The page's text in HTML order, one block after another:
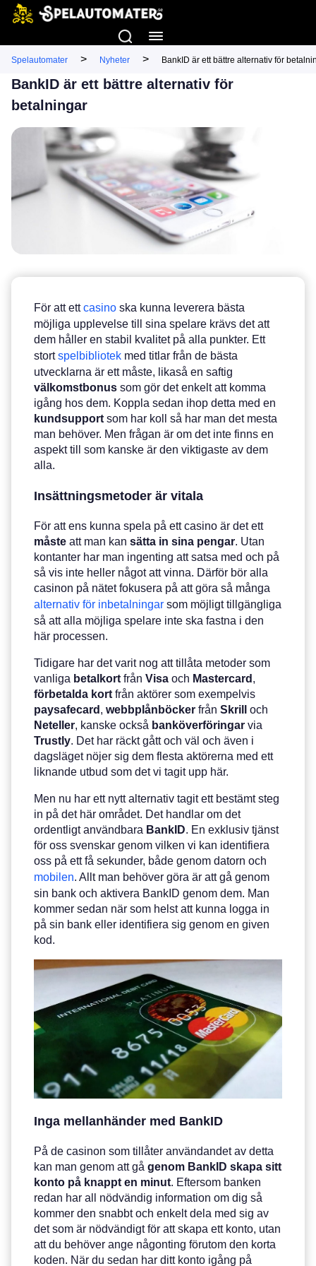
Spelautomater > Nyheter > BankID är ett bättre alternativ för
BankID är ett bättre alternativ för
betalningar
För att ettcasino ska kunna leverera bästa
möjliga upplevelse till sina spelare krävs det att
dem håller en stabil kvalitet på alla punkter. Ett
stortspelbibliotek med titlar från de bästa
utvecklarna är ett måste, likaså en saftig
välkomstbonus som gör det enkelt att komma
igång hos dem. Koppla sedan ihop detta med en
kundsupport som har koll så har man det mesta
man behöver. Men frågan är om det inte finns en
aspekt till som kanske är den viktigaste av dem
alla.
Insättningsmetoder är vitala
För att ens kunna spela på ett casino är det ett
måste att man kan sätta in sina pengar. Utan
kontanter har man ingenting att satsa med och på
så vis inte heller något att vinna. Därför bör alla
casinon på nätet fokusera på att göra så många
alternativ för inbetalningar som möjligt tillgängliga
så att alla möjliga spelare inte ska fastna i den
här processen.
Tidigare har det varit nog att tillåta metoder som
vanliga betalkort från Visa och Mastercard ,
förbetalda kort från aktörer som exempelvis
paysafecard , webbplånböcker från Skrill
och
Neteller, kanske också banköverföringar via
Trustly. Det har räckt gått och väl och även i
dagsläget nöjer sig dem flesta aktörerna med ett
liknande utbud som det vi tagit upp här.
Men nu har ett nytt alternativ tagit ett bestämt steg
in på det här området. Det handlar om det
ordentligt användbara BankID. En exklusiv tjänst
för oss svenskar genom vilken vi kan identifiera
oss på ett få sekunder, både genom datorn och
mobilen. Allt man behöver göra är att gå genom
sin bank och aktivera BankID genom dem. Man
kommer sedan när som helst att kunna logga in
på sin bank eller identifiera sig genom en given
kod.
Inga mellanhänder med BankID
På de casinon som tillåter användandet av detta
kan man genom att gå genom BankID skapa sitt
konto på knappt en minut. Eftersom banken
redan har all nödvändig information om dig så
kommer den snabbt och enkelt dela med sig av
det som är nödvändigt för att skapa ett konto, utan
att du behöver ange någonting förutom den korta
koden. När du sedan har ditt konto igång på